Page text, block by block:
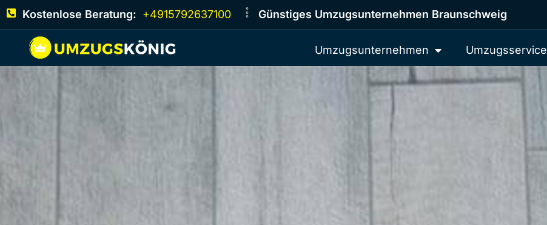
Kostenlose Beratung: +4915792637100 Günstiges Umzugsunternehmen Braunschweig
Umzugsunternehmen Umzugsservice